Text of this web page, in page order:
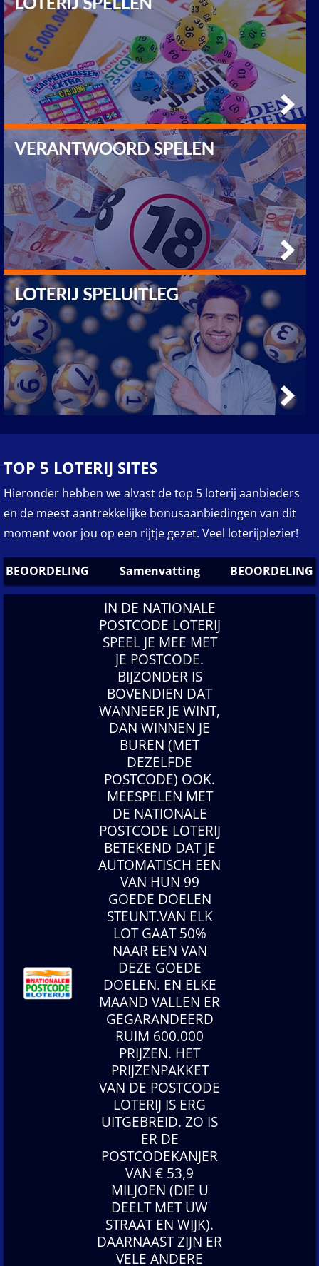
TOP 5 LOTERIJ SITES
Hieronder hebben we alvast de top 5 loterij aanbieders
en de meest aantrekkelijke bonusaanbiedingen van dit
moment voor jou op een rijtje gezet. Veel loterijplezier!
BEOORDELING Samen­vatting BEOORDELING
IN DE NATIONALE
POSTCODE LOTERIJ
SPEEL JE MEE MET
JE POSTCODE.
BIJZONDER IS
BOVENDIEN DAT
WANNEER JE WINT,
DAN WINNEN JE
BUREN (MET
DEZELFDE
POSTCODE) OOK.
MEESPELEN MET
DE NATIONALE
POSTCODE LOTERIJ
BETEKEND DAT JE
AUTOMATISCH EEN
VAN HUN 99
GOEDE DOELEN
STEUNT.VAN ELK
LOT GAAT 50%
NAAR EEN VAN
DEZE GOEDE
DOELEN. EN ELKE
MAAND VALLEN ER
GEGARANDEERD
RUIM 600.000
PRIJZEN. HET
PRIJZENPAKKET
VAN DE POSTCODE
LOTERIJ IS ERG
UITGEBREID. ZO IS
ER DE
POSTCODEKANJER
VAN € 53,9
MILJOEN (DIE U
DEELT MET UW
STRAAT EN WIJK).
DAARNAAST ZIJN ER
VELE ANDERE